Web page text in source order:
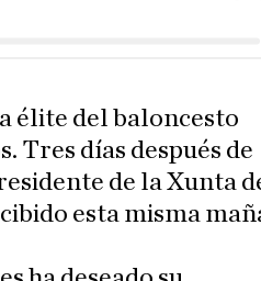
élite del baloncesto
Tres días después de
de la Xunta
esta misma